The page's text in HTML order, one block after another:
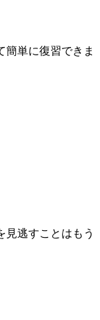
簡単に復習できま
見逃すことはもう